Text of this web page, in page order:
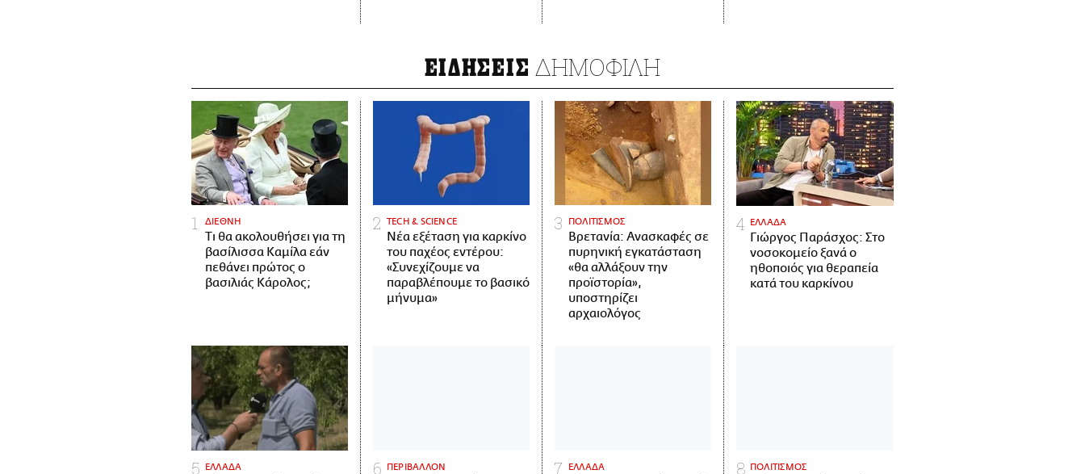
ΕΙΔΗΣΕΙΣ ΔΗΜΟΦΙΛΗ
ΔΙΕΘΝΗ
Τι θα ακολουθήσει για τη
βασίλισσα Καμίλα εάν
πεθάνει πρώτος ο
βασιλιάς Κάρολος;
ΤECH & SCIENCE
Νέα εξέταση για καρκίνο
του παχέος εντέρου:
«Συνεχίζουμε να
παραβλέπουμε το βασικό
μήνυμα»
ΠΟΛΙΤΙΣΜΟΣ
Βρετανία: Ανασκαφές σε
πυρηνική εγκατάσταση
«θα αλλάξουν την
προϊστορία»,
υποστηρίζει
αρχαιολόγος
ΕΛΛΑΔΑ
Γιώργος Παράσχος: Στο
νοσοκομείο ξανά ο
ηθοποιός για θεραπεία
κατά του καρκίνου
ΕΛΛΑΔΑ ΠΕΡΙΒΑΛΛΟΝ ΕΛΛΑΔΑ ΠΟΛΙΤΙΣΜΟΣ